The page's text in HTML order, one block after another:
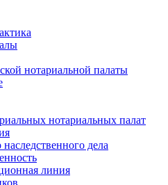
нотариальной палаты
нотариальных палат
дела
линия